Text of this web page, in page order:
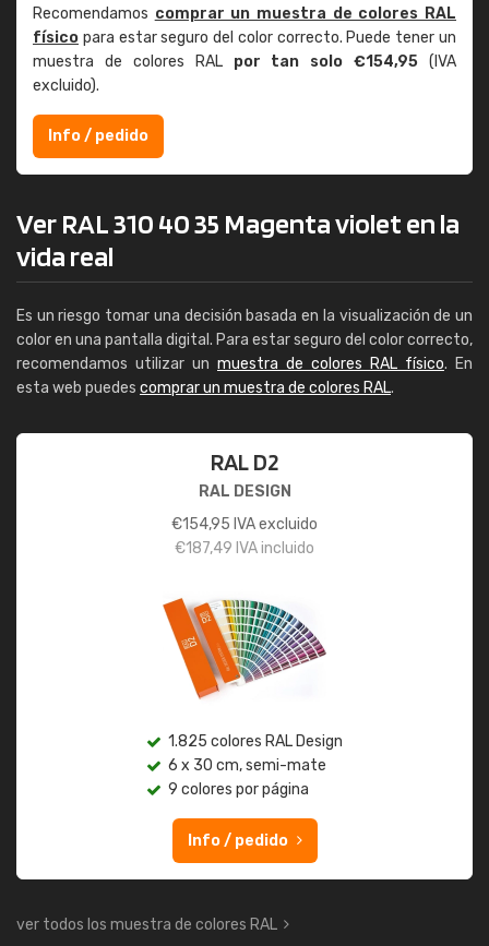
Recomendamos comprar un muestra de colores RAL
físico para estar seguro del color correcto. Puede tener un
muestra de colores RAL por tan solo €154,95 (IVA
excluido).
Info / pedido
Ver RAL 310 40 35 Magenta violet en la
vida real
Es un riesgo tomar una decisión basada en la visualización de un
color en una pantalla digital. Para estar seguro del color correcto,
recomendamos utilizar un muestra de colores RAL físico. En
esta web puedes comprar un muestra de colores RAL.
RAL D2
RAL DESIGN
€154,95 IVA excluido
€187,49 IVA incluido
1.825 colores RAL Design
6 x 30 cm, semi-mate
9 colores por página
Info / pedido
ver todos los muestra de colores RAL